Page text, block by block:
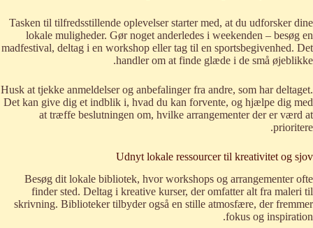
Tasken til tilfredsstillende oplevelser starter med, at du udforsker dine
lokale muligheder. Gør noget anderledes i weekenden – besøg en
madfestival, deltag i en workshop eller tag til en sportsbegivenhed. Det
handler om at finde glæde i de små øjeblikke.
Husk at tjekke anmeldelser og anbefalinger fra andre, som har deltaget.
Det kan give dig et indblik i, hvad du kan forvente, og hjælpe dig med
at træffe beslutningen om, hvilke arrangementer der er værd at
prioritere.
Udnyt lokale ressourcer til kreativitet og sjov
Besøg dit lokale bibliotek, hvor workshops og arrangementer ofte
finder sted. Deltag i kreative kurser, der omfatter alt fra maleri til
skrivning. Biblioteker tilbyder også en stille atmosfære, der fremmer
fokus og inspiration.